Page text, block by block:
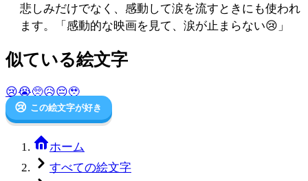
悲しみだけでなく、感動して涙を流すときにも使われ
ます。「感動的な映画を見て、涙が止まらない😢」
似ている絵文字
😢😭🥺😥😔🥹
😢 この絵文字が好き
ホーム
すべての絵文字